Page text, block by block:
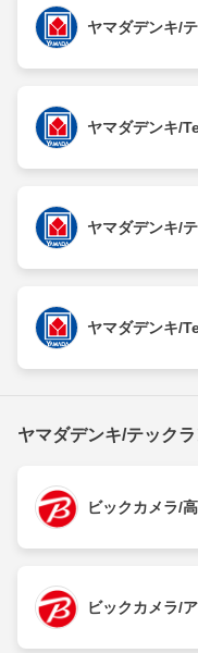
ヤマダデンキ/
ヤマダデンキ/
ヤマダデンキ/
ヤマダデンキ/
ヤマダデンキ/テック
ビックカメラ/
ビックカメラ/